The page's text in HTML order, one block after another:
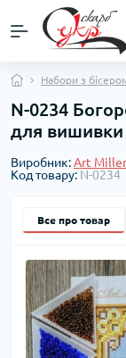
Набори з
N-0234
для вишивки
Виробник:Art
Код товару: N-0234
Все про товар